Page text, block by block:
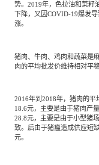
势。2019年，色拉油和菜籽
下降，又因COVID-19爆发
涨。
猪肉、牛肉、鸡肉和蔬菜是
肉的平均批发价维持相对平稳
2016年到2018年，猪肉的平
18.6元，主要是由于猪肉产
28.8元，主要是由于小型猪
致。后由于猪瘟造成供应短
元。